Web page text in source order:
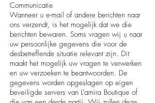
Communicatie
Wanneer u e-mail of andere berichten naar
ons verzendt, is het mogelijk dat we die
berichten bewaren. Soms vragen wij u naar
uw persoonlijke gegevens die voor de
desbetreffende situatie relevant zijn. Dit
maakt het mogelijk uw vragen te verwerken
en uw verzoeken te beantwoorden. De
gegevens worden opgeslagen op eigen
beveiligde servers van L’amira Boutique of